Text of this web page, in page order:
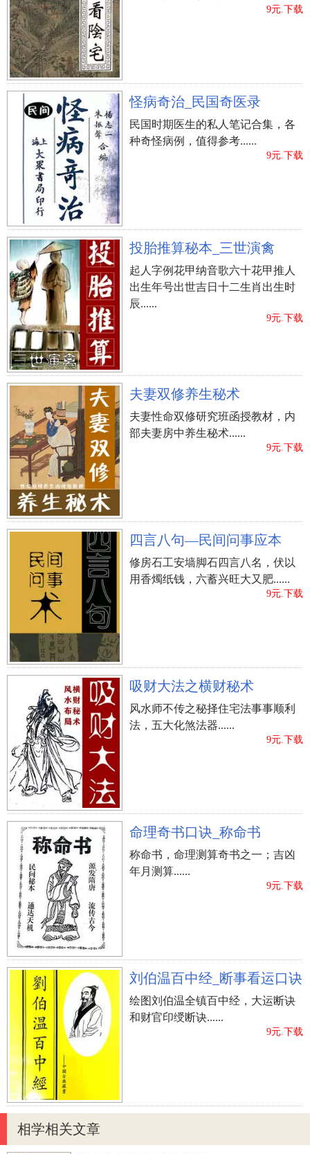
9元.下载
怪病奇治_民国奇医录
民国时期医生的私人笔记合集，各
种奇怪病例，值得参考......
9元.下载
投胎推算秘本_三世演禽
起人字例花甲纳音歌六十花甲推人
出生年号出世吉日十二生肖出生时
辰......
9元.下载
夫妻双修养生秘术
夫妻性命双修研究班函授教材，内
部夫妻房中养生秘术......
9元.下载
四言八句—民间问事应本
修房石工安墙脚石四言八名，伏以
用香燭纸钱，六蓄兴旺大又肥......
9元.下载
吸财大法之横财秘术
风水师不传之秘择住宅法事事顺利
法，五大化煞法器......
9元.下载
命理奇书口诀_称命书
称命书，命理测算奇书之一；吉凶
年月测算......
9元.下载
刘伯温百中经_断事看运口诀
绘图刘伯温全镇百中经，大运断诀
和财官印绶断诀......
9元.下载
相学相关文章